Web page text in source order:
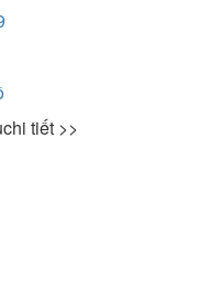
chi tiết >>